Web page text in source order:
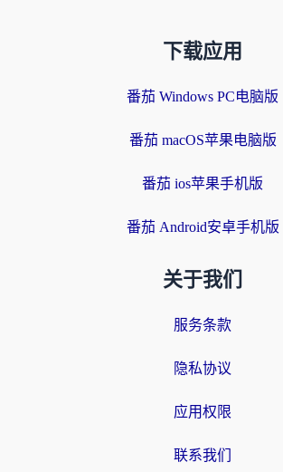
下载应用
番茄 Windows PC电脑版
番茄 macOS苹果电脑版
番茄 ios苹果手机版
番茄 Android安卓手机版
关于我们
服务条款
隐私协议
应用权限
联系我们